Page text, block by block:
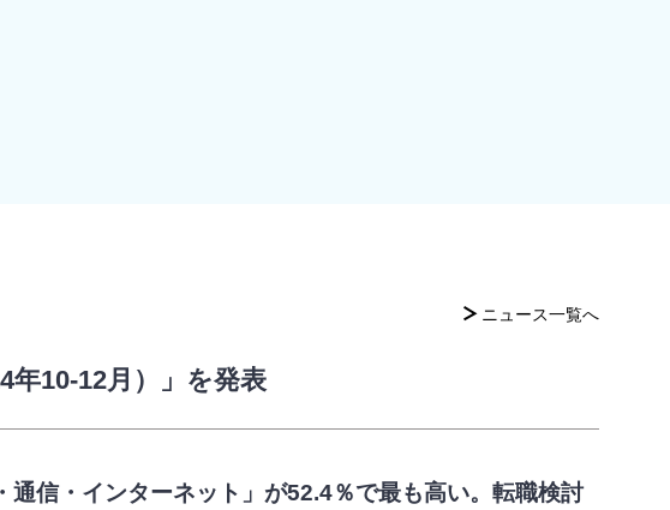
ニュース一覧へ
年10-12月）」を発表
信・インターネット」が52.4％で最も高い。転職検討